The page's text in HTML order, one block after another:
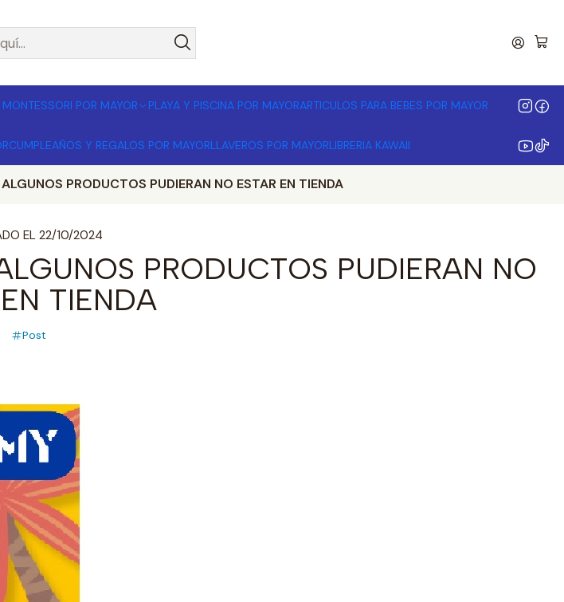
POR MAYOR PLAYA Y PISCINA POR MAYORARTICULOS PARA BEBES POR MAYOR
CUMPLEAÑOS Y REGALOS POR MAYORLLAVEROS POR MAYORLIBRERIA KAWAII
PRODUCTOS PUDIERAN NO ESTAR EN TIENDA
EL 22/10/2024
PRODUCTOS PUDIERAN NO
TIENDA
Post